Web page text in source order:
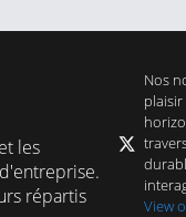
les
répartis
Nos
plaisir
View